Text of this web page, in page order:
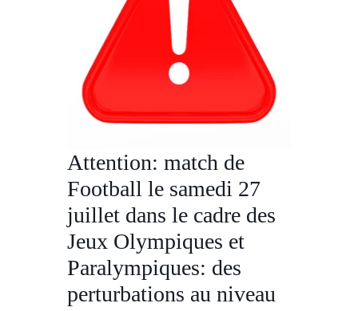
Attention: match de
Football le samedi 27
juillet dans le cadre des
Jeux Olympiques et
Paralympiques: des
perturbations au niveau